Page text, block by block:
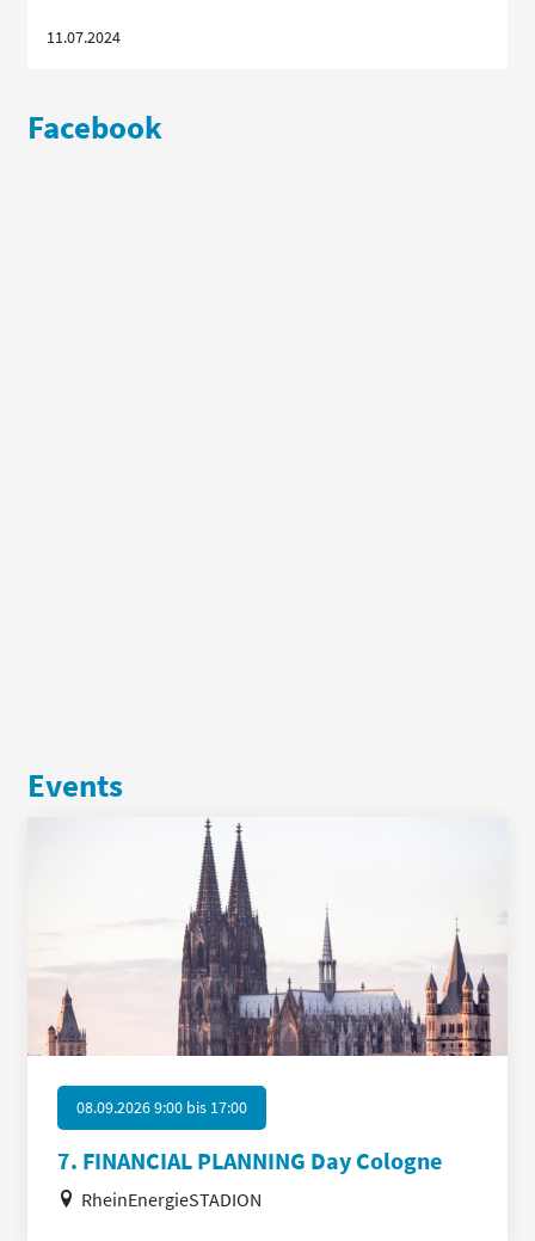
11.07.2024
Facebook
Events
08.09.2026 9:00 bis 17:00
7. FINANCIAL PLANNING Day Cologne
RheinEnergieSTADION